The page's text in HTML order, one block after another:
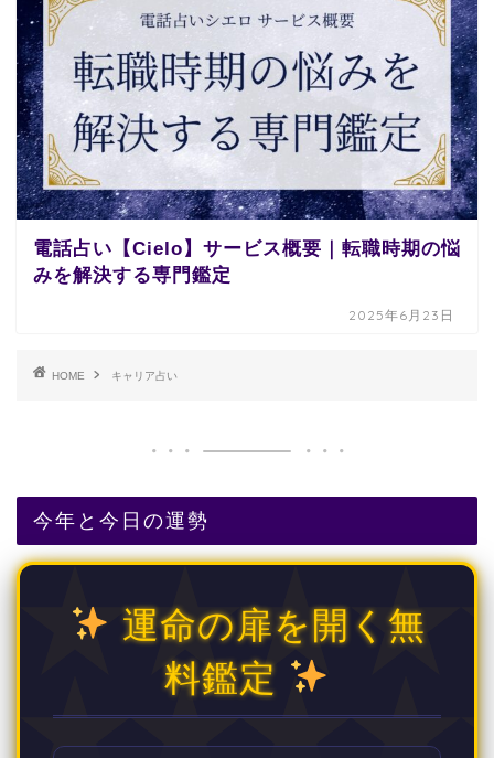
電話占い【Cielo】サービス概要｜転職時期の悩
みを解決する専門鑑定
2025年6月23日
HOME キャリア占い
今年と今日の運勢
運命の扉を開く無
料鑑定